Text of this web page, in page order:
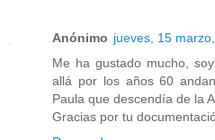
Anónimo jueves, 15
Me ha gustado mucho,
allá por los años 60
Paula que descendía de la
Gracias por tu